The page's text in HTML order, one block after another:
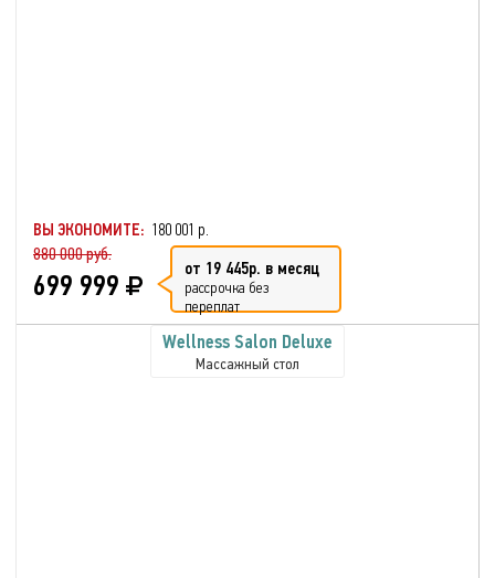
ВЫ ЭКОНОМИТЕ: 180 001 р.
880 000 руб.
699 999 от 19 445р. в месяц
рассрочка без
переплат
Wellness Salon Deluxe
Массажный стол